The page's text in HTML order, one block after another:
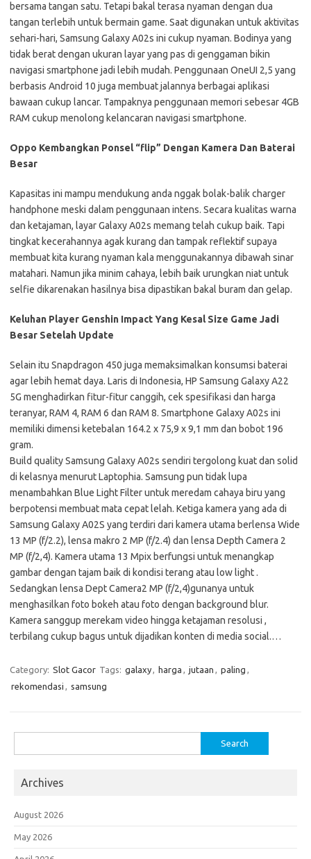
bersama tangan satu. Tetapi bakal terasa nyaman dengan dua
tangan terlebih untuk bermain game. Saat digunakan untuk aktivitas
sehari-hari, Samsung Galaxy A02s ini cukup nyaman. Bodinya yang
tidak berat dengan ukuran layar yang pas di genggaman bikin
navigasi smartphone jadi lebih mudah. Penggunaan OneUI 2,5 yang
berbasis Android 10 juga membuat jalannya berbagai aplikasi
bawaan cukup lancar. Tampaknya penggunaan memori sebesar 4GB
RAM cukup menolong kelancaran navigasi smartphone.
Oppo Kembangkan Ponsel “flip” Dengan Kamera Dan Baterai
Besar
Kapasitas ini mampu mendukung anda nggak bolak-balik charger
handphone meski dalam penggunaan intens. Secara kualitas warna
dan ketajaman, layar Galaxy A02s memang telah cukup baik. Tapi
tingkat kecerahannya agak kurang dan tampak reflektif supaya
membuat kita kurang nyaman kala menggunakannya dibawah sinar
matahari. Namun jika minim cahaya, lebih baik urungkan niat untuk
selfie dikarenakan hasilnya bisa dipastikan bakal buram dan gelap.
Keluhan Player Genshin Impact Yang Kesal Size Game Jadi
Besar Setelah Update
Selain itu Snapdragon 450 juga memaksimalkan konsumsi baterai
agar lebih hemat daya. Laris di Indonesia, HP Samsung Galaxy A22
5G menghadirkan fitur-fitur canggih, cek spesifikasi dan harga
teranyar, RAM 4, RAM 6 dan RAM 8. Smartphone Galaxy A02s ini
memiliki dimensi ketebalan 164.2 x 75,9 x 9,1 mm dan bobot 196
gram.
Build quality Samsung Galaxy A02s sendiri tergolong kuat dan solid
di kelasnya menurut Laptophia. Samsung pun tidak lupa
menambahkan Blue Light Filter untuk meredam cahaya biru yang
berpotensi membuat mata cepat lelah. Ketiga kamera yang ada di
Samsung Galaxy A02S yang terdiri dari kamera utama berlensa Wide
13 MP (f/2.2), lensa makro 2 MP (f/2.4) dan lensa Depth Camera 2
MP (f/2,4). Kamera utama 13 Mpix berfungsi untuk menangkap
gambar dengan tajam baik di kondisi terang atau low light .
Sedangkan lensa Dept Camera2 MP (f/2,4)gunanya untuk
menghasilkan foto bokeh atau foto dengan background blur.
Kamera sanggup merekam video hingga ketajaman resolusi ,
terbilang cukup bagus untuk dijadikan konten di media social.…
Category: Slot Gacor Tags: galaxy, harga , jutaan , paling ,
rekomendasi , samsung
for:
Archives
August 2026
May 2026